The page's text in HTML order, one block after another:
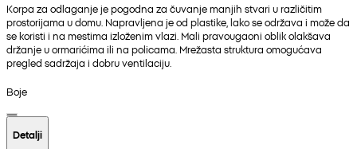
Korpa za odlaganje je pogodna za čuvanje manjih stvari u različitim
prostorijama u domu. Napravljena je od plastike, lako se održava i može da
se koristi i na mestima izloženim vlazi. Mali pravougaoni oblik olakšava
držanje u ormarićima ili na policama. Mrežasta struktura omogućava
pregled sadržaja i dobru ventilaciju.
Boje
Detalji